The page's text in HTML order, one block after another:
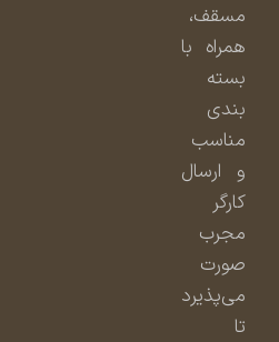
مسقف،
همراه با
بسته
بندی
مناسب
و ارسال
مجرب
صورت
می‌پذیرد